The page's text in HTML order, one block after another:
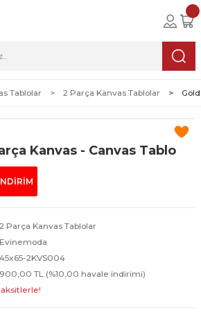
Tablolar 2 Parça Kanvas Tablolar
Kanvas - Canvas Tablo
2 Parça Kanvas Tablolar
Evinemoda
45x65-2KVS004
900,00 TL (%10,00 havale indirimi)